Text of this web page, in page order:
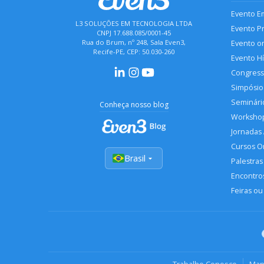
L3 SOLUÇÕES EM TECNOLOGIA LTDA
CNPJ 17.688.085/0001-45
Rua do Brum, nº 248, Sala Even3,
Recife-PE, CEP: 50.030-260
Conheça nosso blog
Brasil
Evento
Evento
Evento
Evento
Simpósio
Cursos
Palestras
Feiras